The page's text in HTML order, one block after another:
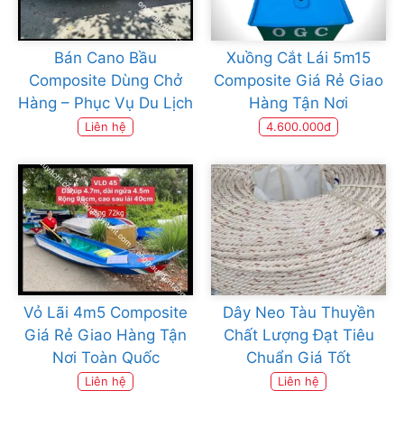
Bán Cano Bầu
Composite Dùng Chở
Hàng – Phục Vụ Du Lịch
Liên hệ
Xuồng Cắt Lái 5m15
Composite Giá Rẻ Giao
Hàng Tận Nơi
4.600.000đ
Vỏ Lãi 4m5 Composite
Giá Rẻ Giao Hàng Tận
Nơi Toàn Quốc
Liên hệ
Dây Neo Tàu Thuyền
Chất Lượng Đạt Tiêu
Chuẩn Giá Tốt
Liên hệ